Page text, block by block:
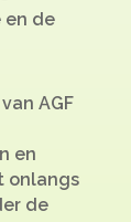
en de
AGF
en
onlangs
de